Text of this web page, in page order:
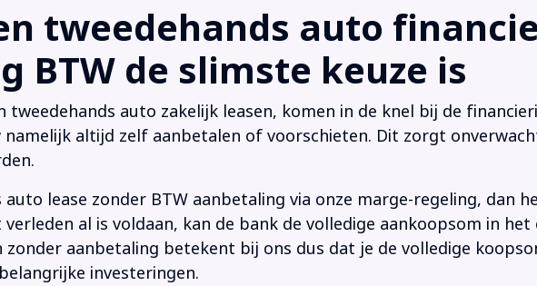
tweedehands auto
BTW de slimste keuze is
tweedehands auto zakelijk leasen, komen in de knel bij de
altijd zelf aanbetalen of voorschieten. Dit zorgt
auto lease zonder BTW aanbetaling via onze marge-regeling, dan
al is voldaan, kan de bank de volledige aankoopsom in
aanbetaling betekent bij ons dus dat je de volledige
investeringen.